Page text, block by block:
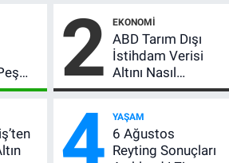
2 EKONOMI
ABD Tarım Dışı
İstihdam Verisi
Altını Nasıl
Etkiler? Çok Basit
4 YAŞAM
6 Ağustos
Reyting Sonuçları